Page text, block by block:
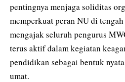
pentingnya menjaga soliditas
memperkuat peran NU di
mengajak seluruh pengurus
terus aktif dalam kegiatan
pendidikan sebagai bentuk
umat.